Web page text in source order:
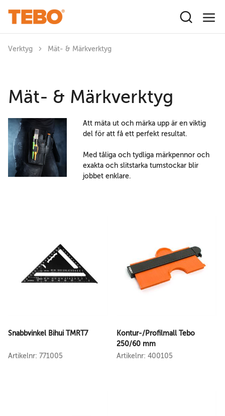
Verktyg Mät- & Märkverktyg
Mät- & Märkverktyg
Att mäta ut och märka upp är en viktig
del för att få ett perfekt resultat.
Med tåliga och tydliga märkpennor och
exakta och slitstarka tumstockar blir
jobbet enklare.
Snabbvinkel Bihui TMRT7
Artikelnr: 771005
Kontur-/Profilmall Tebo
250/60 mm
Artikelnr: 400105